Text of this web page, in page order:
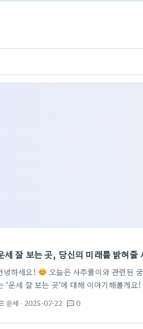
세 잘 보는 곳, 당신의 미래를 밝혀줄
녕하세요!
오늘은 사주풀이와 관련된
‘운세 잘 보는 곳’에 대해 이야기해볼게
는 재미있는 방법이죠. 판타지 영화 속 캐릭
까요?
사주 궁합을 보는 것은 상대방과
운세 · 2025-07-22 textsms 0